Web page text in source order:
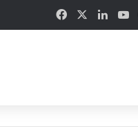
Facebook